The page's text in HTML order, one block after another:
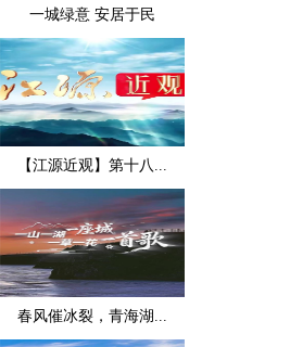
一城绿意 安居于民
【江源近观】第十八...
春风催冰裂，青海湖...